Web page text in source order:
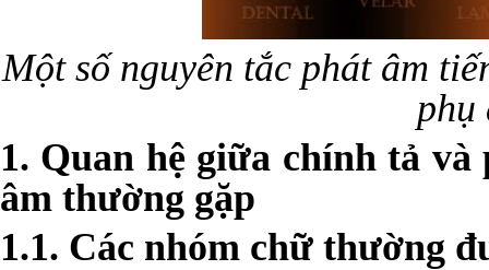
Một số nguyên tắc phát âm
phụ
1. Quan hệ giữa chính tả và
âm thường gặp
1.1. Các nhóm chữ thường